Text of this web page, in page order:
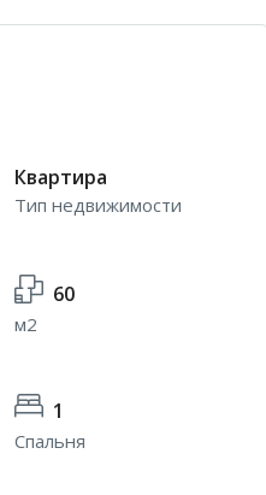
Квартира
Тип недвижимости
60
м2
1
Спальня